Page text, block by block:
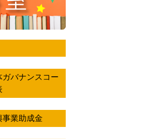
バナンスコー
業助成金